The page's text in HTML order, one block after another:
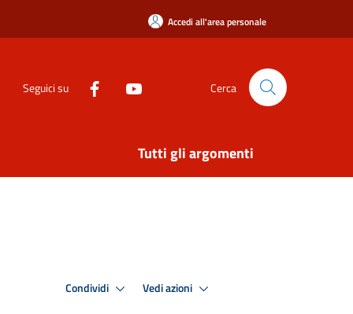
Accedi all'area personale
Seguici su Cerca
Tutti gli argomenti
Condividi Vedi azioni